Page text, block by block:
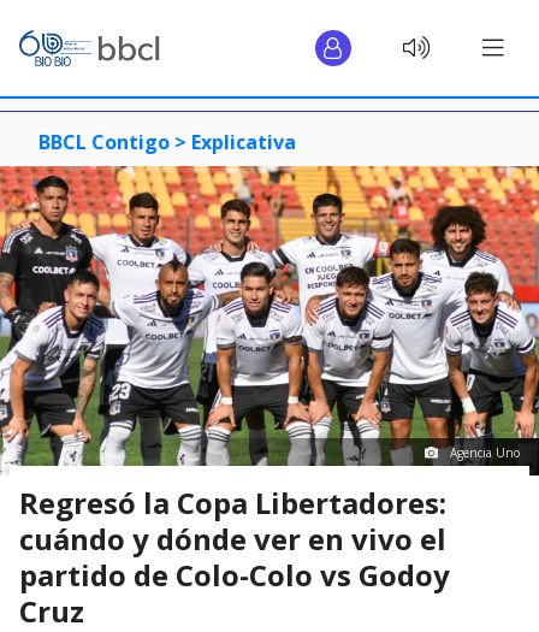
BBCL Contigo > Explicativa
Agencia Uno
Regresó la Copa Libertadores:
cuándo y dónde ver en vivo el
partido de Colo-Colo vs Godoy
Cruz